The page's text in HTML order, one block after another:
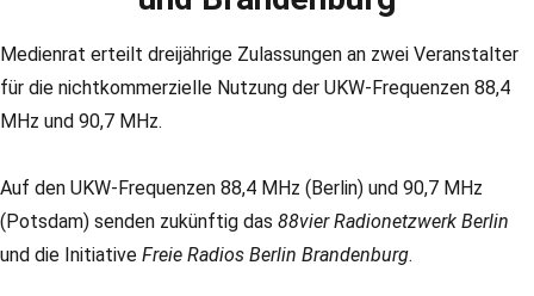
Medienrat erteilt dreijährige Zulassungen an zwei Veranstalter
für die nichtkommerzielle Nutzung der UKW-Frequenzen 88,4
MHz und 90,7 MHz.
Auf den UKW-Frequenzen 88,4 MHz (Berlin) und 90,7 MHz
(Potsdam) senden zukünftig das 88vier Radionetzwerk Berlin
und die Initiative Freie Radios Berlin Brandenburg.